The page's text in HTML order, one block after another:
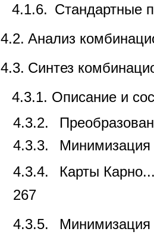
4.1.6. Стандартные
4.2. Анализ
4.3. Синтез
4.3.1. Описание и
4.3.2.
4.3.3.
4.3.4.
Карты Карно
267
4.3.5.
Минимизация